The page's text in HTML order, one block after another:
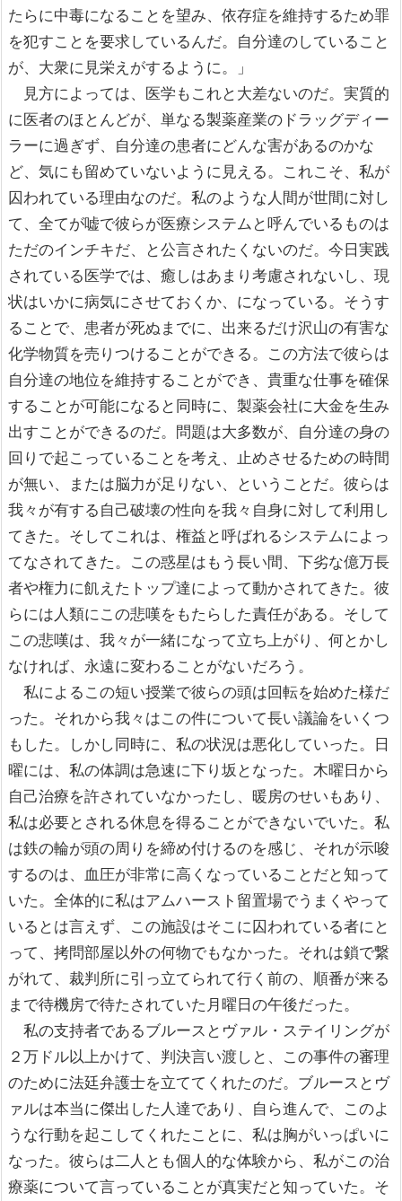
たらに中毒になることを望み、依存症を維持するため罪
を犯すことを要求しているんだ。自分達のしていること
が、大衆に見栄えがするように。」
見方によっては、医学もこれと大差ないのだ。実質的
に医者のほとんどが、単なる製薬産業のドラッグディー
ラーに過ぎず、自分達の患者にどんな害があるのかな
ど、気にも留めていないように見える。これこそ、私が
囚われている理由なのだ。私のような人間が世間に対し
て、全てが嘘で彼らが医療システムと呼んでいるものは
ただのインチキだ、と公言されたくないのだ。今日実践
されている医学では、癒しはあまり考慮されないし、現
状はいかに病気にさせておくか、になっている。そうす
ることで、患者が死ぬまでに、出来るだけ沢山の有害な
化学物質を売りつけることができる。この方法で彼らは
自分達の地位を維持することができ、貴重な仕事を確保
することが可能になると同時に、製薬会社に大金を生み
出すことができるのだ。問題は大多数が、自分達の身の
回りで起こっていることを考え、止めさせるための時間
が無い、または脳力が足りない、ということだ。彼らは
我々が有する自己破壊の性向を我々自身に対して利用し
てきた。そしてこれは、権益と呼ばれるシステムによっ
てなされてきた。この惑星はもう長い間、下劣な億万長
者や権力に飢えたトップ達によって動かされてきた。彼
らには人類にこの悲嘆をもたらした責任がある。そして
この悲嘆は、我々が一緒になって立ち上がり、何とかし
なければ、永遠に変わることがないだろう。
私によるこの短い授業で彼らの頭は回転を始めた様だ
った。それから我々はこの件について長い議論をいくつ
もした。しかし同時に、私の状況は悪化していった。日
曜には、私の体調は急速に下り坂となった。木曜日から
自己治療を許されていなかったし、暖房のせいもあり、
私は必要とされる休息を得ることができないでいた。私
は鉄の輪が頭の周りを締め付けるのを感じ、それが示唆
するのは、血圧が非常に高くなっていることだと知って
いた。全体的に私はアムハースト留置場でうまくやって
いるとは言えず、この施設はそこに囚われている者にと
って、拷問部屋以外の何物でもなかった。それは鎖で繋
がれて、裁判所に引っ立てられて行く前の、順番が来る
まで待機房で待たされていた月曜日の午後だった。
私の支持者であるブルースとヴァル・ステイリングが
２万ドル以上かけて、判決言い渡しと、この事件の審理
のために法廷弁護士を立ててくれたのだ。ブルースとヴ
ァルは本当に傑出した人達であり、自ら進んで、このよ
うな行動を起こしてくれたことに、私は胸がいっぱいに
なった。彼らは二人とも個人的な体験から、私がこの治
療薬について言っていることが真実だと知っていた。そ